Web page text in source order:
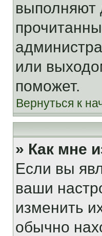
выполняют
или
поможет.
Вернуться к
» Как мне
Если вы
ваши
изменить
обычно